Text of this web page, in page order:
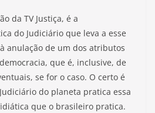
da TV Justiça, é a
do Judiciário que leva a esse
anulação de um dos atributos
que é, inclusive, de
se for o caso. O certo é
do planeta pratica essa
que o brasileiro pratica.